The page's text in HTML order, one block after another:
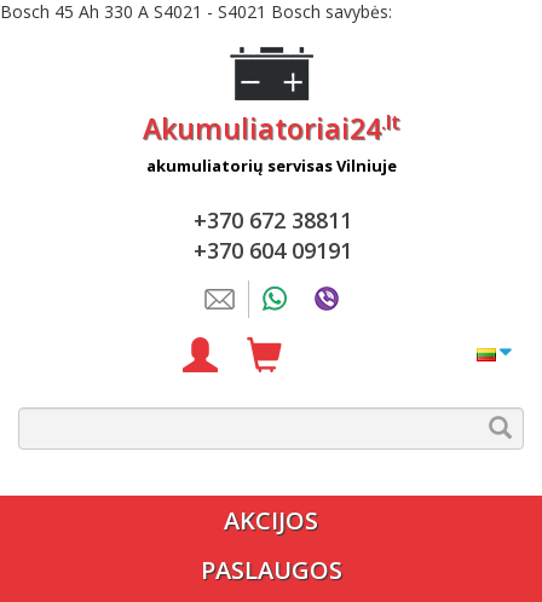
Bosch 45 Ah 330 A S4021 - S4021 Bosch savybės:
Akumuliatoriai24.lt
akumuliatorių servisas Vilniuje
+370 672 38811
+370 604 09191
AKCIJOS
PASLAUGOS